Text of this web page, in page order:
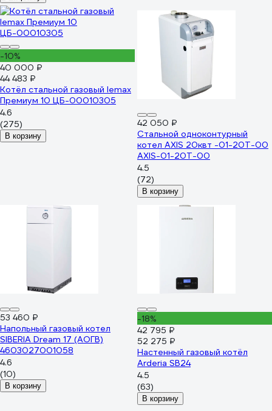
-10%
40 000 ₽
44 483 ₽
Котёл стальной газовый lemax
Премиум 10 ЦБ-00010305
4.6
(275)
В корзину
42 050 ₽
Стальной одноконтурный
котел AXIS 20квт -01-20T-00
AXIS-01-20T-00
4.5
(72)
В корзину
53 460 ₽
Напольный газовый котел
SIBERIA Dream 17 (АОГВ)
4603027001058
4.6
(10)
В корзину
-18%
42 795 ₽
52 275 ₽
Настенный газовый котёл
Arderia SB24
4.5
(63)
В корзину